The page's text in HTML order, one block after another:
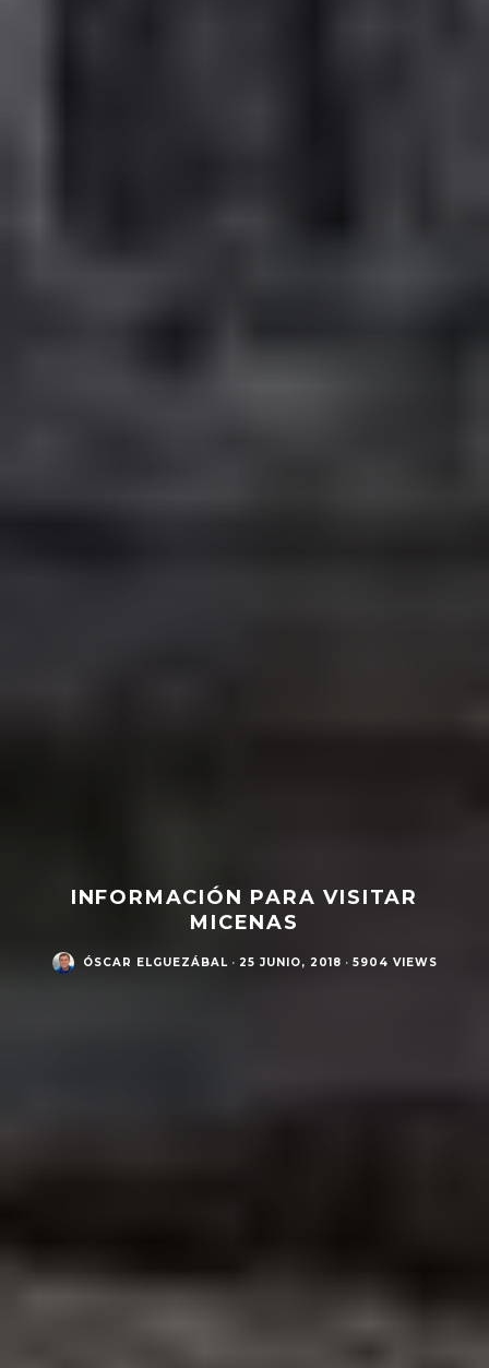
INFORMACIÓN PARA VISITAR
MICENAS
ÓSCAR ELGUEZÁBAL · 25 JUNIO, 2018 · 5904 VIEWS